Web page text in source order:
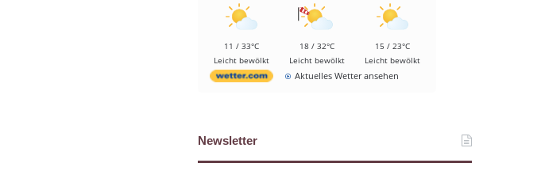
11 / 33°C
Leicht bewölkt
18 / 32°C
Leicht bewölkt
15 / 23°C
Leicht bewölkt
Aktuelles Wetter ansehen
Newsletter